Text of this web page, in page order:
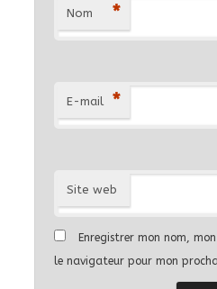
Nom *
E-mail *
Site web
Enregistrer mon nom,
le navigateur pour mon